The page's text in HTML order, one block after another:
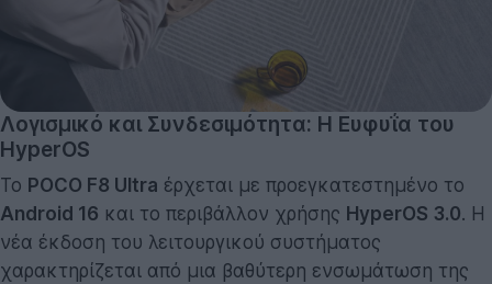
Λογισμικό και Συνδεσιμότητα: Η Ευφυΐα του
HyperOS
Το POCO F8 Ultra έρχεται με προεγκατεστημένο το
Android 16 και το περιβάλλον χρήσης HyperOS 3.0. Η
νέα έκδοση του λειτουργικού συστήματος
χαρακτηρίζεται από μια βαθύτερη ενσωμάτωση της